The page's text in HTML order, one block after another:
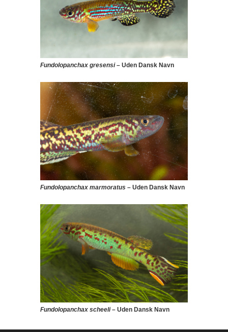
Fundolopanchax gresensi– Uden Dansk Navn
Fundolopanchax marmoratus – Uden Dansk Navn
Fundolopanchax scheeli– Uden Dansk Navn